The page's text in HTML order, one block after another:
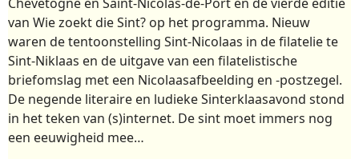
van Wie zoekt die Sint? op het programma. Nieuw
waren de tentoonstelling Sint-Nicolaas in de filatelie te
Sint-Niklaas en de uitgave van een filatelistische
briefomslag met een Nicolaasafbeelding en -postzegel.
De negende literaire en ludieke Sinterklaasavond stond
in het teken van (s)internet. De sint moet immers nog
een eeuwigheid mee…